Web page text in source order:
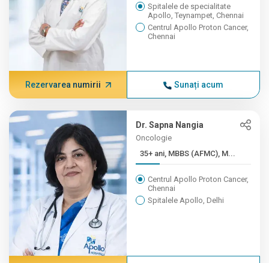
Spitalele de specialitate
Apollo, Teynampet, Chennai
Centrul Apollo Proton Cancer,
Chennai
Rezervarea numirii Sunați acum
Dr. Sapna Nangia
Oncologie
35+ ani, MBBS (AFMC), M...
Centrul Apollo Proton Cancer,
Chennai
Spitalele Apollo, Delhi